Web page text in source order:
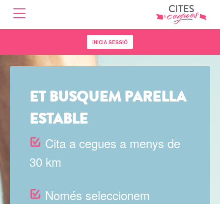
contingut
INICIA SESSIÓ
ET BUSQUEM PARELLA
ESTABLE
Cita a cegues a menys de
30 km
Només seleccionem